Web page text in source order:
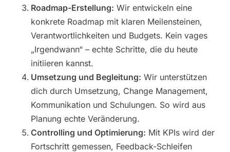
Roadmap-Erstellung: Wir entwickeln eine
konkrete Roadmap mit klaren Meilensteinen,
Verantwortlichkeiten und Budgets. Kein vages
„Irgendwann“ – echte Schritte, die du heute
initiieren kannst.
Umsetzung und Begleitung: Wir unterstützen
dich durch Umsetzung, Change Management,
Kommunikation und Schulungen. So wird aus
Planung echte Veränderung.
Controlling und Optimierung: Mit KPIs wird der
Fortschritt gemessen, Feedback-Schleifen